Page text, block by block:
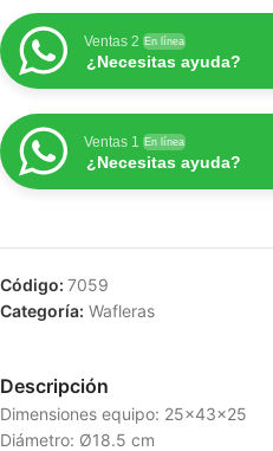
Ventas 2 En línea
¿Necesitas ayuda?
Ventas 1 En línea
¿Necesitas ayuda?
Código: 7059
Categoría: Wafleras
Descripción
Dimensiones equipo: 25x43x25
Diámetro: Ø18.5 cm